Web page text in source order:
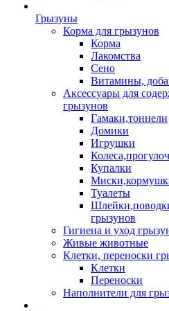
Грызуны
Корма для грызунов
Корма
Лакомства
Сено
Витамины,
Аксессуары для
грызунов
Гамаки,тоннели
Домики
Игрушки
Купалки
Туалеты
грызунов
Гигиена и уход
Живые животные
Клетки, переноски
Клетки
Переноски
Наполнители для